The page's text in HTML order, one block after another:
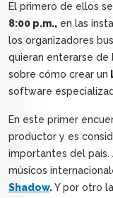
El primero de ellos
8:00 p.m., en las
los organizadores
quieran enterarse de
sobre cómo crear un
software
En este primer
productor y es
importantes del país.
músicos
Shadow.Y por otro